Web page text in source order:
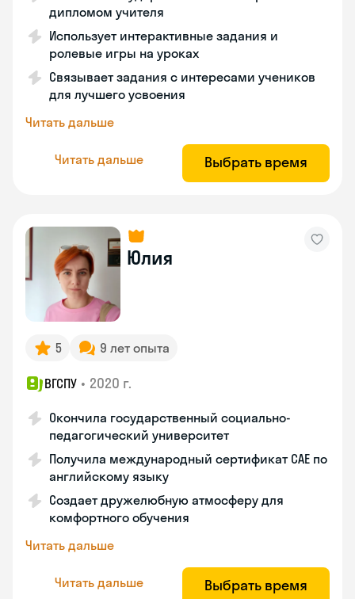
дипломом учителя
Использует интерактивные задания и
ролевые игры на уроках
Связывает задания с интересами учеников
для лучшего усвоения
Читать дальше
Читать дальше Выбрать время
Юлия
5 9 лет опыта
ВГСПУ • 2020 г.
Окончила государственный социально-
педагогический университет
Получила международный сертификат САЕ по
английскому языку
Создает дружелюбную атмосферу для
комфортного обучения
Читать дальше
Читать дальше Выбрать время